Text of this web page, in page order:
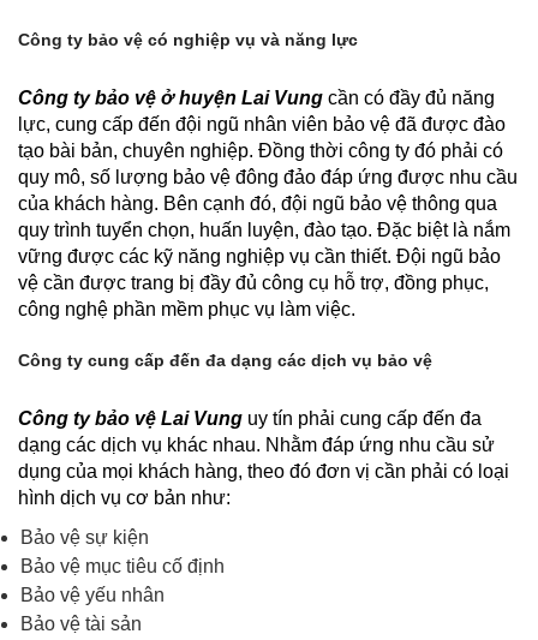
Công ty bảo vệ có nghiệp vụ và năng lực
Công ty bảo vệ ở huyện Lai Vung cần có đầy đủ năng
lực, cung cấp đến đội ngũ nhân viên bảo vệ đã được đào
tạo bài bản, chuyên nghiệp. Đồng thời công ty đó phải có
quy mô, số lượng bảo vệ đông đảo đáp ứng được nhu cầu
của khách hàng. Bên cạnh đó, đội ngũ bảo vệ thông qua
quy trình tuyển chọn, huấn luyện, đào tạo. Đặc biệt là nắm
vững được các kỹ năng nghiệp vụ cần thiết. Đội ngũ bảo
vệ cần được trang bị đầy đủ công cụ hỗ trợ, đồng phục,
công nghệ phần mềm phục vụ làm việc.
Công ty cung cấp đến đa dạng các dịch vụ bảo vệ
Công ty bảo vệ Lai Vung uy tín phải cung cấp đến đa
dạng các dịch vụ khác nhau. Nhằm đáp ứng nhu cầu sử
dụng của mọi khách hàng, theo đó đơn vị cần phải có loại
hình dịch vụ cơ bản như:
Bảo vệ sự kiện
Bảo vệ mục tiêu cố định
Bảo vệ yếu nhân
Bảo vệ tài sản